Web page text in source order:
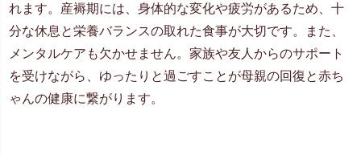
れます。産褥期には、身体的な変化や疲労があるため、十
分な休息と栄養バランスの取れた食事が大切です。また、
メンタルケアも欠かせません。家族や友人からのサポート
を受けながら、ゆったりと過ごすことが母親の回復と赤ち
ゃんの健康に繋がります。